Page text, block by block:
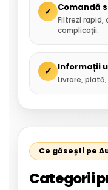
✓ Comandă
Filtrezi rapid,
complicații.
✓ Informații
Livrare,
Ce găsești pe
Categorii